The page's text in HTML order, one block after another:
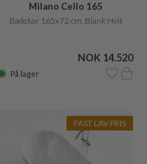
Milano Cello 165
Badekar 165x72 cm, Blank Hvit
NOK 14.520
På lager
FAST LAV PRIS